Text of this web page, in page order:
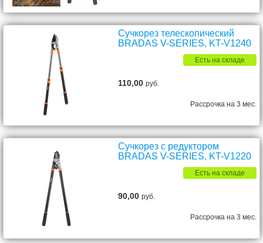
Сучкорез телескопический
BRADAS V-SERIES, KT-V1240
Есть на складе
110,00руб.
Рассрочка на 3 мес.
Сучкорез с редуктором
BRADAS V-SERIES, KT-V1220
Есть на складе
90,00руб.
Рассрочка на 3 мес.